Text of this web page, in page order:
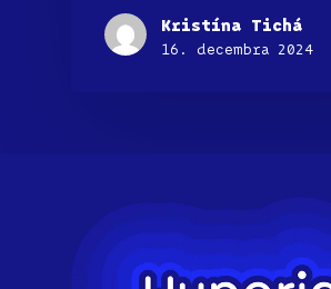
Kristína Tichá
16. decembra 2024